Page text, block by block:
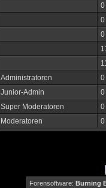
0
0
0
Administratoren
0
Junior-Admin
0
Super Moderatoren
0
Moderatoren
0
Forensoftware: Burning